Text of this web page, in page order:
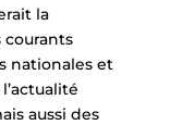
la
courants
nationales et
aussi des